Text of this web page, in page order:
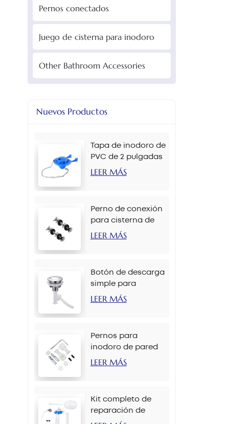
Pernos conectados
Juego de cisterna para inodoro
Other Bathroom Accessories
Nuevos Productos
Tapa de inodoro de
PVC de 2 pulgadas
en varios colores
LEER MÁS
Perno de conexión
para cisterna de
inodoro M6 x 90
LEER MÁS
Botón de descarga
simple para
inodoro de 38 mm
LEER MÁS
Pernos para
inodoro de pared
M12 x 70 mm
LEER MÁS
Kit completo de
reparación de
tanque de inodoro